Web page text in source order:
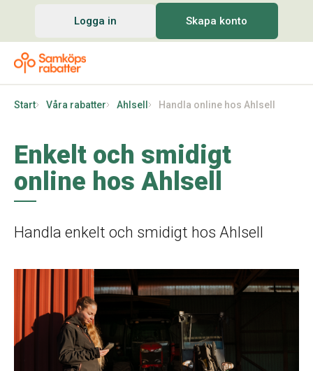
Logga in Skapa konto
Start Våra rabatter Ahlsell Handla online hos Ahlsell
Enkelt och smidigt
online hos Ahlsell
Handla enkelt och smidigt hos Ahlsell